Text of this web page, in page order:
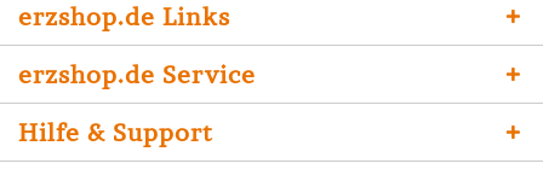
erzshop.de Links
erzshop.de Service
Hilfe & Support